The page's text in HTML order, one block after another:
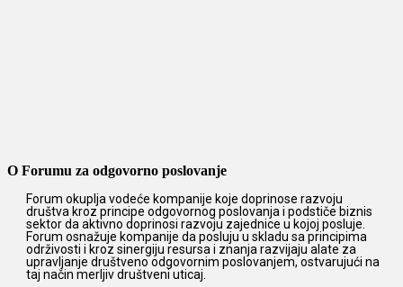
O Forumu za odgovorno poslovanje
Forum okuplja vodeće kompanije koje doprinose razvoju
društva kroz principe odgovornog poslovanja i podstiče biznis
sektor da aktivno doprinosi razvoju zajednice u kojoj posluje.
Forum osnažuje kompanije da posluju u skladu sa principima
održivosti i kroz sinergiju resursa i znanja razvijaju alate za
upravljanje društveno odgovornim poslovanjem, ostvarujući na
taj način merljiv društveni uticaj.